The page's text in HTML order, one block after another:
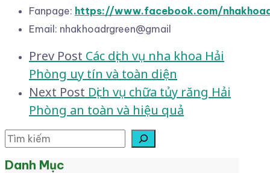
Fanpage: https://www.facebook.com/
Email: nhakhoadrgreen@gmail
Post
navigation
Prev Post Các dịch vụ nha khoa Hải
Phòng uy tín và toàn diện
Next Post Dịch vụ chữa tủy răng Hải
Phòng an toàn và hiệu quả
Tìm kiếm
Danh Mục